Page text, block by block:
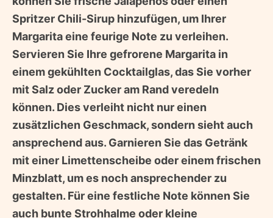
Spritzer Chili-Sirup hinzufügen, um Ihrer
Margarita eine feurige Note zu verleihen.
Servieren Sie Ihre gefrorene Margarita in
einem gekühlten Cocktailglas, das Sie vorher
mit Salz oder Zucker am Rand veredeln
können. Dies verleiht nicht nur einen
zusätzlichen Geschmack, sondern sieht auch
ansprechend aus. Garnieren Sie das Getränk
mit einer Limettenscheibe oder einem frischen
Minzblatt, um es noch ansprechender zu
gestalten. Für eine festliche Note können Sie
auch bunte Strohhalme oder kleine